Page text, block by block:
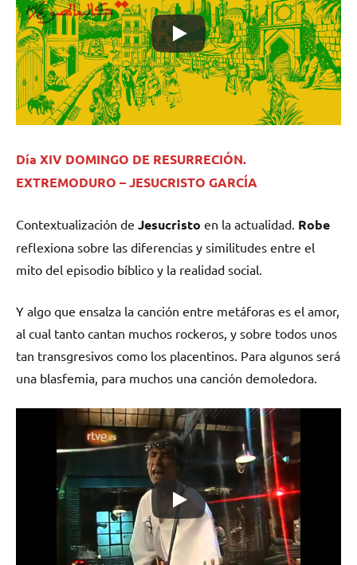
Día XIV DOMINGO DE RESURRECIÓN.
EXTREMODURO – JESUCRISTO GARCÍA
Contextualización de Jesucristo en la actualidad. Robe
reflexiona sobre las diferencias y similitudes entre el
mito del episodio bíblico y la realidad social.
Y algo que ensalza la canción entre metáforas es el amor,
al cual tanto cantan muchos rockeros, y sobre todos unos
tan transgresivos como los placentinos. Para algunos será
una blasfemia, para muchos una canción demoledora.